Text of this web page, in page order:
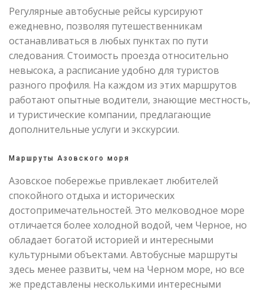
Регулярные автобусные рейсы курсируют
ежедневно, позволяя путешественникам
останавливаться в любых пунктах по пути
следования. Стоимость проезда относительно
невысока, а расписание удобно для туристов
разного профиля. На каждом из этих маршрутов
работают опытные водители, знающие местность,
и туристические компании, предлагающие
дополнительные услуги и экскурсии.
Маршруты Азовского моря
Азовское побережье привлекает любителей
спокойного отдыха и исторических
достопримечательностей. Это мелководное море
отличается более холодной водой, чем Черное, но
обладает богатой историей и интересными
культурными объектами. Автобусные маршруты
здесь менее развиты, чем на Черном море, но все
же представлены несколькими интересными